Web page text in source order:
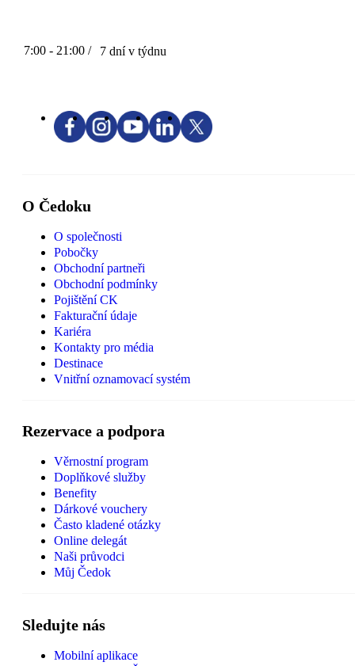
7:00 - 21:00 / 7 dní v týdnu
O Čedoku
O společnosti
Pobočky
Obchodní partneři
Obchodní podmínky
Pojištění CK
Fakturační údaje
Kariéra
Kontakty pro média
Destinace
Vnitřní oznamovací systém
Rezervace a podpora
Věrnostní program
Doplňkové služby
Benefity
Dárkové vouchery
Často kladené otázky
Online delegát
Naši průvodci
Můj Čedok
Sledujte nás
Mobilní aplikace